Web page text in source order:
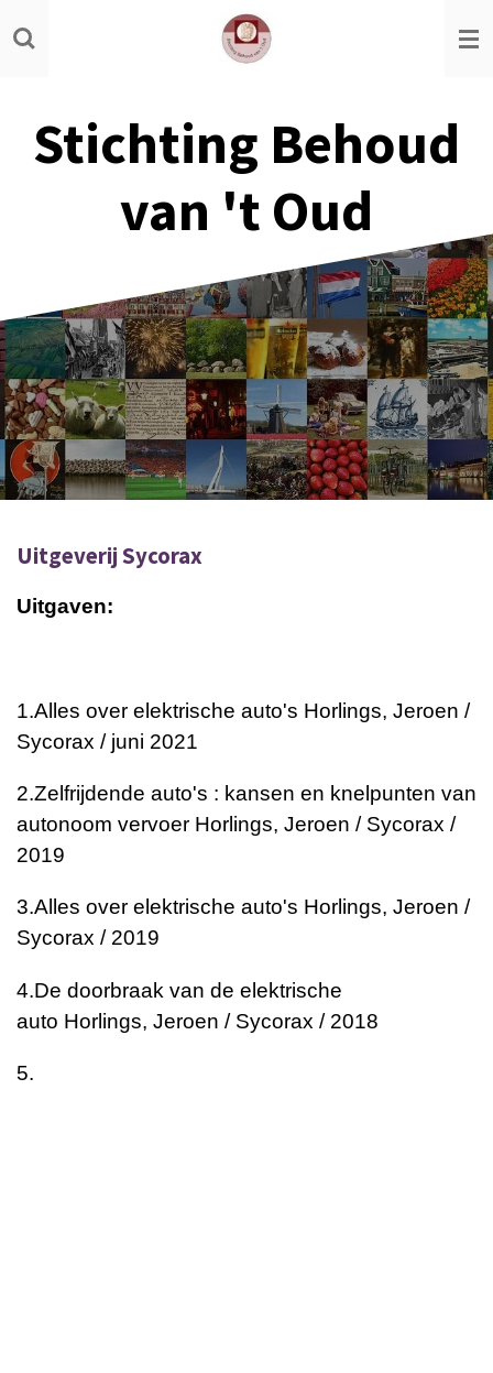
Ga
direct
hoofdinhoud
Stichting Behoud
van 't Oud
Uitgeverij Sycorax
Uitgaven:
1.Alles over elektrische auto's Horlings, Jeroen /
Sycorax / juni 2021
2.Zelfrijdende auto's : kansen en knelpunten van
autonoom vervoer Horlings, Jeroen / Sycorax /
2019
3.Alles over elektrische auto's Horlings, Jeroen /
Sycorax / 2019
4.De doorbraak van de elektrische
auto Horlings, Jeroen / Sycorax / 2018
5.